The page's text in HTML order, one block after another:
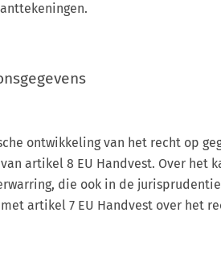
ontwikkeling van het recht op
artikel 8 EU Handvest. Over het
die ook in de
artikel 7 EU Handvest over het